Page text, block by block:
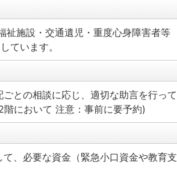
祉施設・交通遺児・重度心身障害者等
ています。
との相談に応じ、適切な助言を行って
において 注意：事前に要予約)
、必要な資金（緊急小口資金や教育支